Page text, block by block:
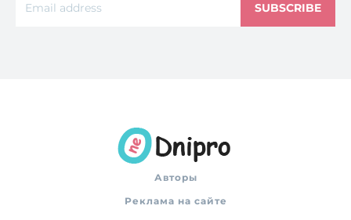
SUBSCRIBE
Авторы
Реклама на сайте